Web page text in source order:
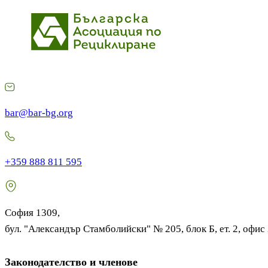
bar@bar-bg.org
+359 888 811 595
София 1309,
бул. "Александър Стамболийски" № 205, блок Б, ет. 2, офис
Законодателство и членове